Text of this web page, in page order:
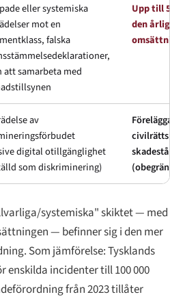
eller systemiska
mot en
falska
att samarbeta med
Upp till
den
av
digital otillgänglighet
som diskriminering)
systemiska" skiktet — med
— befinner sig i den mer
Som jämförelse: Tysklands
enskilda incidenter till 100 000
från 2023 tillåter